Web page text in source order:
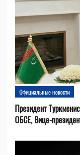
Официальные новости
Президент
ОБСЕ, Вице-